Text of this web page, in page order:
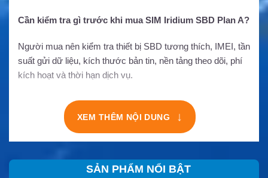
Cần kiểm tra gì trước khi mua SIM Iridium SBD Plan A?
Người mua nên kiểm tra thiết bị SBD tương thích, IMEI, tần
suất gửi dữ liệu, kích thước bản tin, nền tảng theo dõi, phí
kích hoạt và thời hạn dịch vụ.
XEM THÊM NỘI DUNG ↓
SẢN PHẨM NỔI BẬT